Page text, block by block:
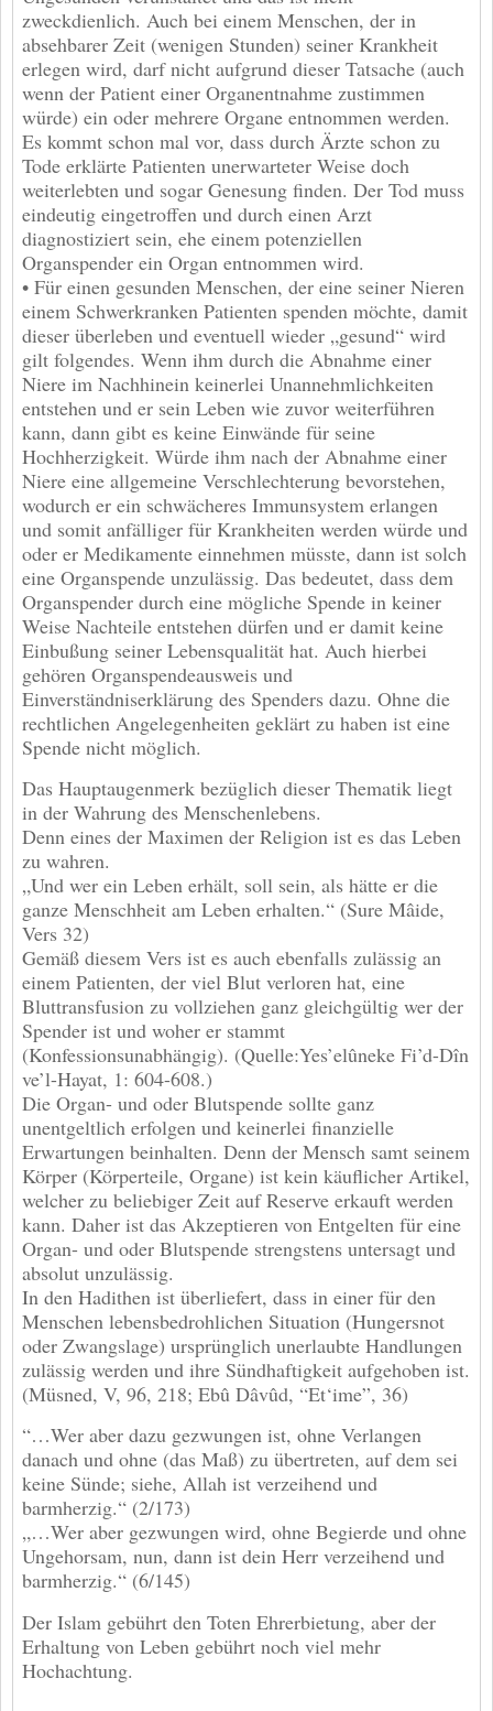
zweckdienlich. Auch bei einem Menschen, der in
absehbarer Zeit (wenigen Stunden) seiner Krankheit
erlegen wird, darf nicht aufgrund dieser Tatsache (auch
wenn der Patient einer Organentnahme zustimmen
würde) ein oder mehrere Organe entnommen werden.
Es kommt schon mal vor, dass durch Ärzte schon zu
Tode erklärte Patienten unerwarteter Weise doch
weiterlebten und sogar Genesung finden. Der Tod muss
eindeutig eingetroffen und durch einen Arzt
diagnostiziert sein, ehe einem potenziellen
Organspender ein Organ entnommen wird.
• Für einen gesunden Menschen, der eine seiner Nieren
einem Schwerkranken Patienten spenden möchte, damit
dieser überleben und eventuell wieder „gesund“ wird
gilt folgendes. Wenn ihm durch die Abnahme einer
Niere im Nachhinein keinerlei Unannehmlichkeiten
entstehen und er sein Leben wie zuvor weiterführen
kann, dann gibt es keine Einwände für seine
Hochherzigkeit. Würde ihm nach der Abnahme einer
Niere eine allgemeine Verschlechterung bevorstehen,
wodurch er ein schwächeres Immunsystem erlangen
und somit anfälliger für Krankheiten werden würde und
oder er Medikamente einnehmen müsste, dann ist solch
eine Organspende unzulässig. Das bedeutet, dass dem
Organspender durch eine mögliche Spende in keiner
Weise Nachteile entstehen dürfen und er damit keine
Einbußung seiner Lebensqualität hat. Auch hierbei
gehören Organspendeausweis und
Einverständniserklärung des Spenders dazu. Ohne die
rechtlichen Angelegenheiten geklärt zu haben ist eine
Spende nicht möglich.
Das Hauptaugenmerk bezüglich dieser Thematik liegt
in der Wahrung des Menschenlebens.
Denn eines der Maximen der Religion ist es das Leben
zu wahren.
„Und wer ein Leben erhält, soll sein, als hätte er die
ganze Menschheit am Leben erhalten.“ (Sure Mâide,
Vers 32)
Gemäß diesem Vers ist es auch ebenfalls zulässig an
einem Patienten, der viel Blut verloren hat, eine
Bluttransfusion zu vollziehen ganz gleichgültig wer der
Spender ist und woher er stammt
(Konfessionsunabhängig). (Quelle:Yes’elûneke Fi’d-Dîn
ve’l-Hayat, 1: 604-608.)
Die Organ- und oder Blutspende sollte ganz
unentgeltlich erfolgen und keinerlei finanzielle
Erwartungen beinhalten. Denn der Mensch samt seinem
Körper (Körperteile, Organe) ist kein käuflicher Artikel,
welcher zu beliebiger Zeit auf Reserve erkauft werden
kann. Daher ist das Akzeptieren von Entgelten für eine
Organ- und oder Blutspende strengstens untersagt und
absolut unzulässig.
In den Hadithen ist überliefert, dass in einer für den
Menschen lebensbedrohlichen Situation (Hungersnot
oder Zwangslage) ursprünglich unerlaubte Handlungen
zulässig werden und ihre Sündhaftigkeit aufgehoben ist.
(Müsned, V, 96, 218; Ebû Dâvûd, “Et‘ime”, 36)
“…Wer aber dazu gezwungen ist, ohne Verlangen
danach und ohne (das Maß) zu übertreten, auf dem sei
keine Sünde; siehe, Allah ist verzeihend und
barmherzig.“ (2/173)
„…Wer aber gezwungen wird, ohne Begierde und ohne
Ungehorsam, nun, dann ist dein Herr verzeihend und
barmherzig.“ (6/145)
Der Islam gebührt den Toten Ehrerbietung, aber der
Erhaltung von Leben gebührt noch viel mehr
Hochachtung.